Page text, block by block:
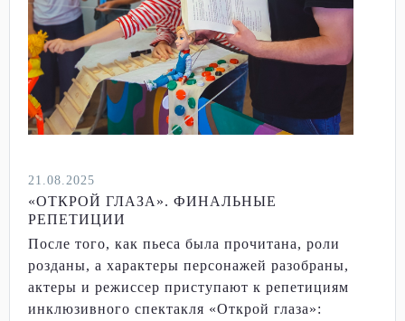
21.08.2025
«ОТКРОЙ ГЛАЗА». ФИНАЛЬНЫЕ
РЕПЕТИЦИИ
После того, как пьеса была прочитана, роли
розданы, а характеры персонажей разобраны,
актеры и режиссер приступают к репетициям
инклюзивного спектакля «Открой глаза»: